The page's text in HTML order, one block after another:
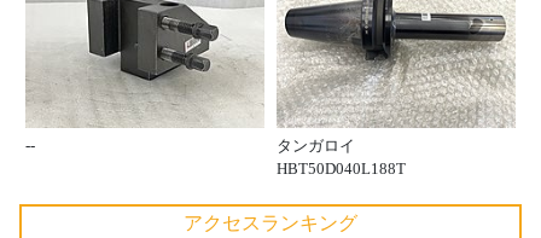
--
タンガロイ
HBT50D040L188T
アクセスランキング